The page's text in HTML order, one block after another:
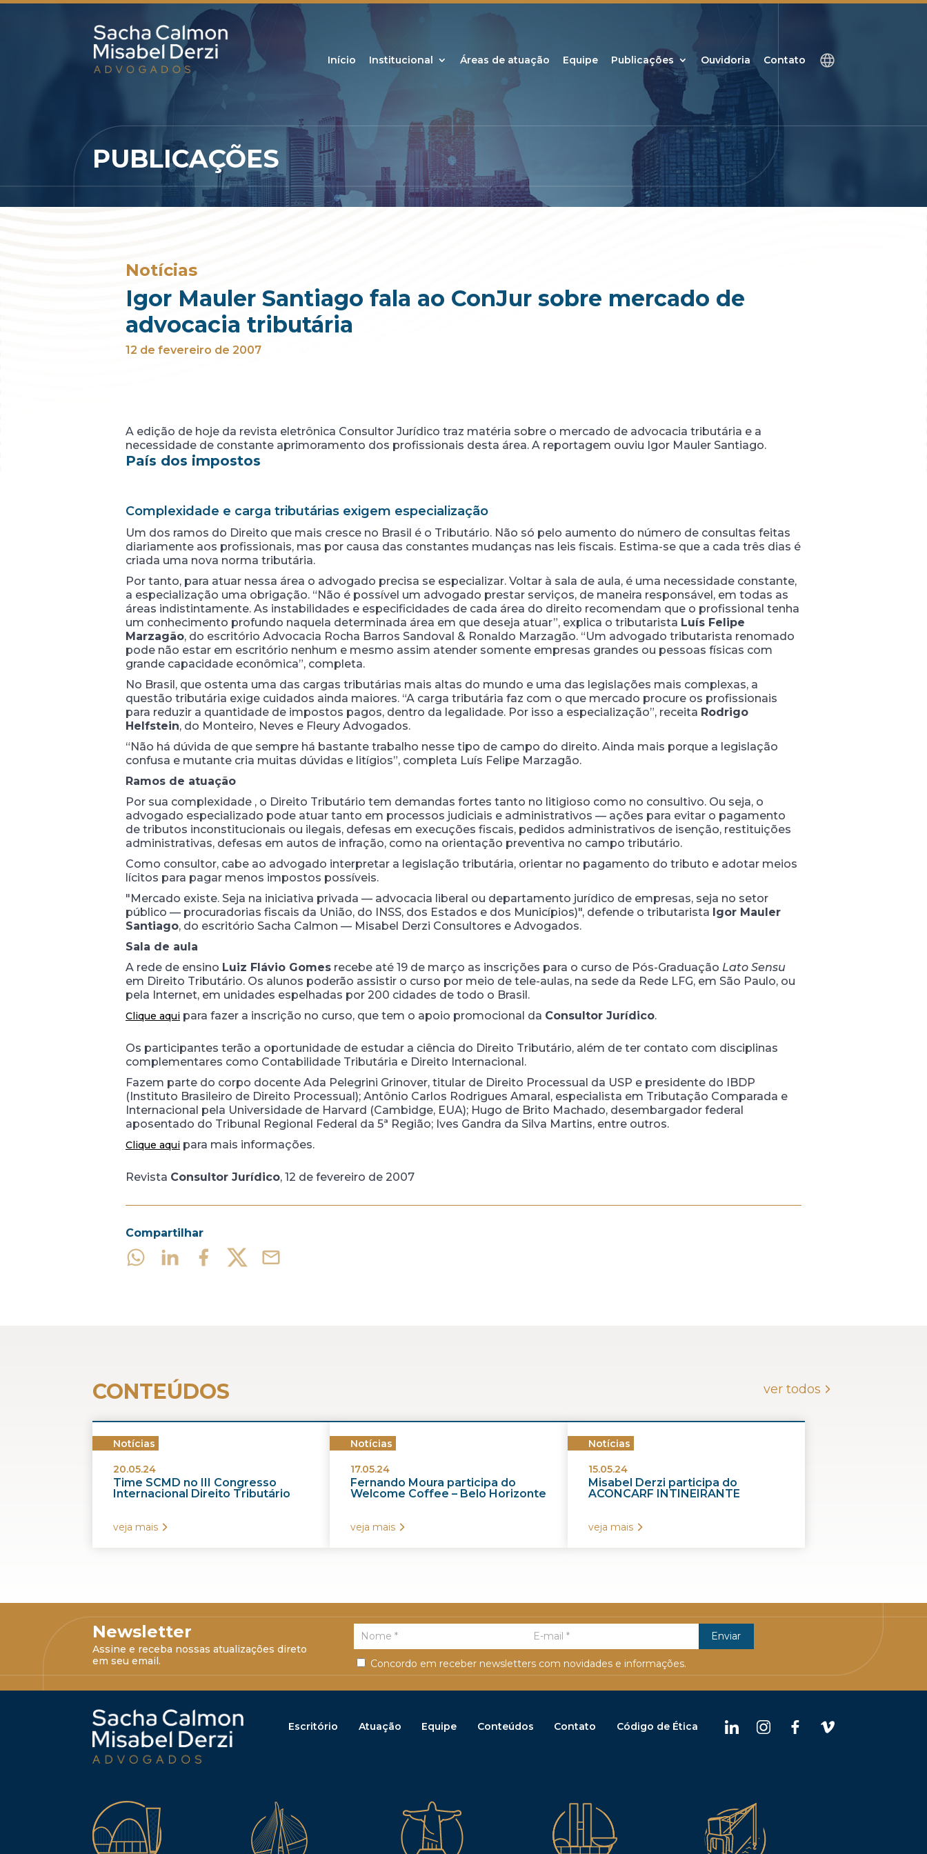
Início Institucional Áreas de atuação Equipe Publicações Ouvidoria Contato
PUBLICAÇÕES
Notícias
Igor Mauler Santiago fala ao ConJur sobre mercado de
advocacia tributária
12 de fevereiro de 2007
A edição de hoje da revista eletrônica Consultor Jurídico traz matéria sobre o mercado de advocacia tributária e a
necessidade de constante aprimoramento dos profissionais desta área. A reportagem ouviu Igor Mauler Santiago.
País dos impostos
Complexidade e carga tributárias exigem especialização
Um dos ramos do Direito que mais cresce no Brasil é o Tributário. Não só pelo aumento do número de consultas feitas
diariamente aos profissionais, mas por causa das constantes mudanças nas leis fiscais. Estima-se que a cada três dias é
criada uma nova norma tributária.
Por tanto, para atuar nessa área o advogado precisa se especializar. Voltar à sala de aula, é uma necessidade constante,
a especialização uma obrigação. “Não é possível um advogado prestar serviços, de maneira responsável, em todas as
áreas indistintamente. As instabilidades e especificidades de cada área do direito recomendam que o profissional tenha
um conhecimento profundo naquela determinada área em que deseja atuar”, explica o tributarista Luís Felipe
Marzagão, do escritório Advocacia Rocha Barros Sandoval & Ronaldo Marzagão. “Um advogado tributarista renomado
pode não estar em escritório nenhum e mesmo assim atender somente empresas grandes ou pessoas físicas com
grande capacidade econômica”, completa.
No Brasil, que ostenta uma das cargas tributárias mais altas do mundo e uma das legislações mais complexas, a
questão tributária exige cuidados ainda maiores. “A carga tributária faz com o que mercado procure os profissionais
para reduzir a quantidade de impostos pagos, dentro da legalidade. Por isso a especialização”, receita Rodrigo
Helfstein, do Monteiro, Neves e Fleury Advogados.
“Não há dúvida de que sempre há bastante trabalho nesse tipo de campo do direito. Ainda mais porque a legislação
confusa e mutante cria muitas dúvidas e litígios”, completa Luís Felipe Marzagão.
Ramos de atuação
Por sua complexidade , o Direito Tributário tem demandas fortes tanto no litigioso como no consultivo. Ou seja, o
advogado especializado pode atuar tanto em processos judiciais e administrativos — ações para evitar o pagamento
de tributos inconstitucionais ou ilegais, defesas em execuções fiscais, pedidos administrativos de isenção, restituições
administrativas, defesas em autos de infração, como na orientação preventiva no campo tributário.
Como consultor, cabe ao advogado interpretar a legislação tributária, orientar no pagamento do tributo e adotar meios
lícitos para pagar menos impostos possíveis.
"Mercado existe. Seja na iniciativa privada — advocacia liberal ou departamento jurídico de empresas, seja no setor
público — procuradorias fiscais da União, do INSS, dos Estados e dos Municípios)", defende o tributarista Igor Mauler
Santiago, do escritório Sacha Calmon — Misabel Derzi Consultores e Advogados.
Sala de aula
A rede de ensino Luiz Flávio Gomes recebe até 19 de março as inscrições para o curso de Pós-Graduação Lato Sensu
em Direito Tributário. Os alunos poderão assistir o curso por meio de tele-aulas, na sede da Rede LFG, em São Paulo, ou
pela Internet, em unidades espelhadas por 200 cidades de todo o Brasil.
Clique aqui para fazer a inscrição no curso, que tem o apoio promocional da Consultor Jurídico.
Os participantes terão a oportunidade de estudar a ciência do Direito Tributário, além de ter contato com disciplinas
complementares como Contabilidade Tributária e Direito Internacional.
Fazem parte do corpo docente Ada Pelegrini Grinover, titular de Direito Processual da USP e presidente do IBDP
(Instituto Brasileiro de Direito Processual); Antônio Carlos Rodrigues Amaral, especialista em Tributação Comparada e
Internacional pela Universidade de Harvard (Cambidge, EUA); Hugo de Brito Machado, desembargador federal
aposentado do Tribunal Regional Federal da 5ª Região; Ives Gandra da Silva Martins, entre outros.
Clique aqui para mais informações.
Revista Consultor Jurídico, 12 de fevereiro de 2007
Compartilhar
CONTEÚDOS ver todos
Notícias
20.05.24
Time SCMD no III Congresso
Internacional Direito Tributário
veja mais
Notícias
17.05.24
Fernando Moura participa do
Welcome Coffee – Belo Horizonte
veja mais
Notícias
15.05.24
Misabel Derzi participa do
ACONCARF INTINEIRANTE
veja mais
Newsletter
Assine e receba nossas atualizações direto
em seu email.
Concordo em receber newsletters com novidades e informações.
Escritório Atuação Equipe Conteúdos Contato Código de Ética